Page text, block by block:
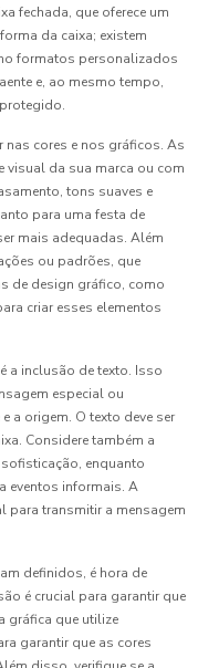
fechada, que oferece um
da caixa; existem
formatos personalizados
e, ao mesmo tempo,
cores e nos gráficos. As
visual da sua marca ou com
tons suaves e
para uma festa de
mais adequadas. Além
ou padrões, que
de design gráfico, como
criar esses elementos
a inclusão de texto. Isso
especial ou
a origem. O texto deve ser
Considere também a
enquanto
eventos informais. A
para transmitir a mensagem
definidos, é hora de
é crucial para garantir que
gráfica que utilize
garantir que as cores